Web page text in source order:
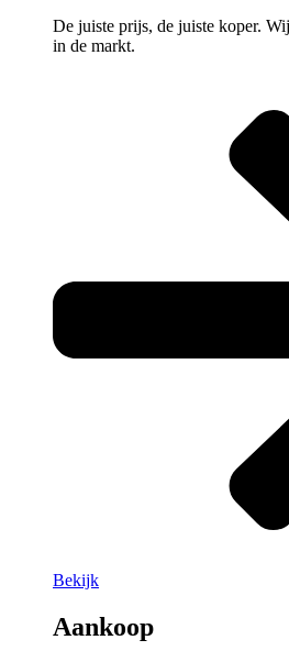
De juiste prijs, de juiste koper.
in de markt.
Bekijk
Aankoop